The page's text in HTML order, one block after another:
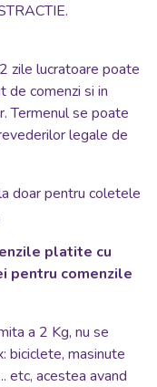
zile lucratoare poate
de comenzi si in
Termenul se poate
legale de
doar pentru coletele
platite cu
pentru comenzile
a 2 Kg, nu se
biciclete, masinute
etc, acestea avand